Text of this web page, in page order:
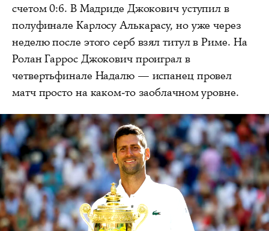
счетом 0:6. В Мадриде Джокович уступил в
полуфинале Карлосу Алькарасу, но уже через
неделю после этого серб взял титул в Риме. На
Ролан Гаррос Джокович проиграл в
четвертьфинале Надалю — испанец провел
матч просто на каком-то заоблачном уровне.